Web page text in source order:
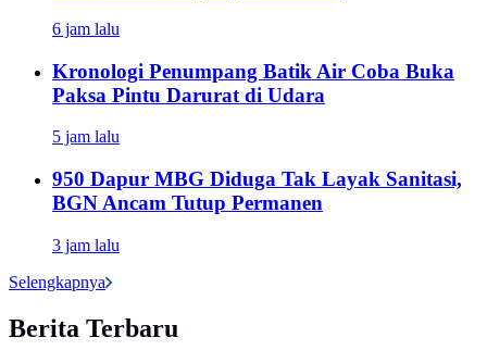
6 jam lalu
Kronologi Penumpang Batik Air Coba Buka
Paksa Pintu Darurat di Udara
5 jam lalu
950 Dapur MBG Diduga Tak Layak Sanitasi,
BGN Ancam Tutup Permanen
3 jam lalu
Selengkapnya
Berita Terbaru